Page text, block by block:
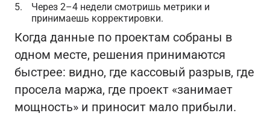
Через 2–4 недели смотришь метрики и
принимаешь корректировки.
Когда данные по проектам собраны в
одном месте, решения принимаются
быстрее: видно, где кассовый разрыв, где
просела маржа, где проект «занимает
мощность» и приносит мало прибыли.